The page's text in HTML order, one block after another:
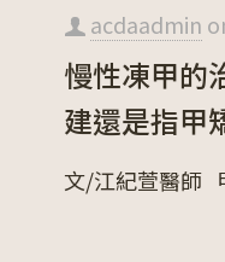
acdaadmin
慢性凍甲的
建還是指甲
文/江紀萱醫師